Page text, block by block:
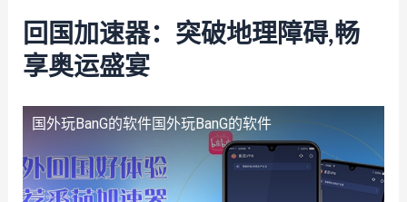
回国加速器：突破地理障碍,畅
享奥运盛宴
国外玩BanG的软件国外玩BanG的软件